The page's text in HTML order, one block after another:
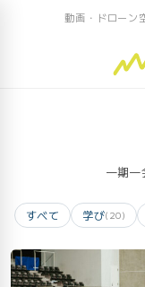
動画・ドローン
一期
すべて 学び(20)